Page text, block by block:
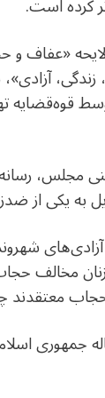
لایحه «عفاف
آزادی»،‌
مجلس،
جمهوری
مخالف
معتقدند
روز بعد از